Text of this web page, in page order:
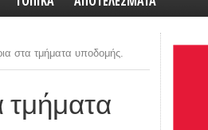
στα τμήματα υποδομής.
τμήματα